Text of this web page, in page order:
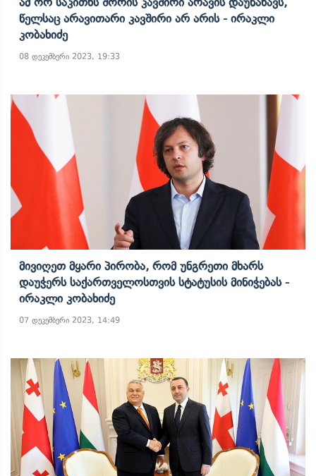
Წელსაც Არავითარი Კავშირი Არ Არის - Ირაკლი
Კობახიძე
08 დეკემბერი 2023, 19:33
Მივიღეთ Მყარი Პირობა, Რომ Უნგრეთი Მხარს
Დაუჭერს Საქართველოსთვის Სტატუსის Მინიჭებას -
Ირაკლი Კობახიძე
07 დეკემბერი 2023, 14:49